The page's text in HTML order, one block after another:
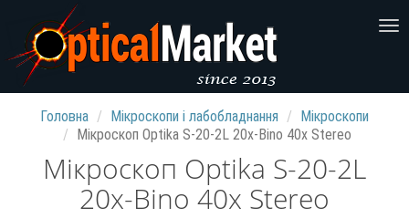
Головна Мікроскопи і лабобладнання
Мікроскопи
Мікроскоп Optika S-20-2L 20x-Bino 40x Stereo
Мікроскоп Optika S-20-2L
20x-Bino 40x Stereo